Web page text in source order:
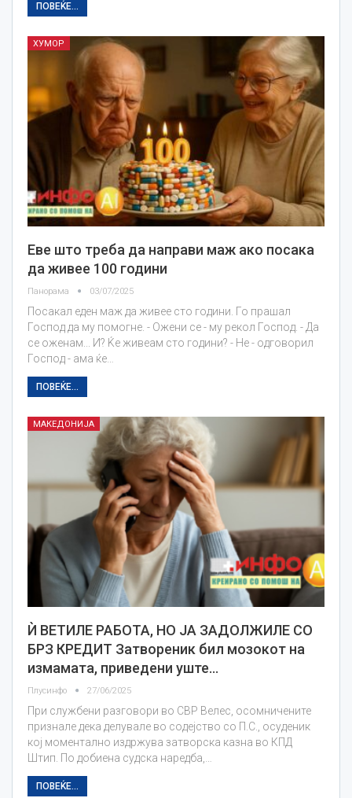
ПОВЕЌЕ...
ХУМОР
Еве што треба да направи маж ако посака
да живее 100 години
Панорама 03/07/2025
Посакал еден маж да живее сто години. Го прашал
Господ да му помогне. - Ожени се - му рекол Господ. - Да
се оженам... И? Ќе живеам сто години? - Не - одговорил
Господ - ама ќе…
ПОВЕЌЕ...
МАКЕДОНИЈА
Ѝ ВЕТИЛЕ РАБОТА, НО ЈА ЗАДОЛЖИЛЕ СО
БРЗ КРЕДИТ Затвореник бил мозокот на
измамата, приведени уште…
Плусинфо 27/06/2025
При службени разговори во СВР Велес, осомничените
признале дека делувале во содејство со П.С., осуденик
кој моментално издржува затворска казна во КПД
Штип. По добиена судска наредба,…
ПОВЕЌЕ...